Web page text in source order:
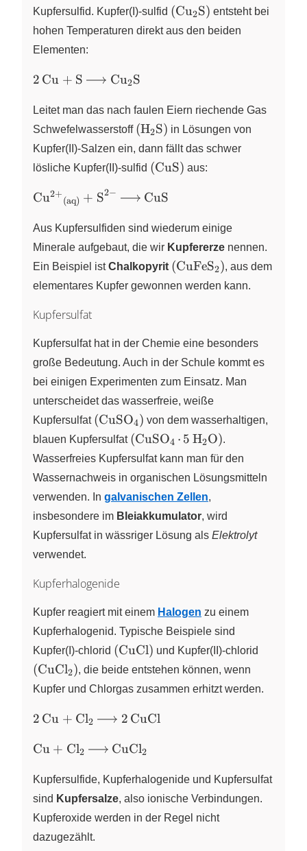
Kupfersulfid. Kupfer(I)-sulfid \left( \ce{Cu2S}
(CuX
2S) entsteht bei
hohen Temperaturen direkt aus den beiden
Elementen:
\ce{2
S ->
Cu2S}
2 Cu + S CuX
2S
Leitet man das nach faulen Eiern riechende Gas
Schwefelwasserstoff \left( \ce{H2S} \right)
(HX
2S) in Lösungen von
Kupfer(II)-Salzen ein, dann fällt das schwer
lösliche Kupfer(II)-sulfid \left(
\right)
(CuS) aus:
\ce{{Cu^{2+}}_{\text{(aq)}}
Cu2+X
(aq) + SX
2− CuS
Aus Kupfersulfiden sind wiederum einige
Minerale aufgebaut, die wir Kupfererze nennen.
Ein Beispiel istChalkopyrit \left(
\ce{CuFeS2}
(CuFeSX
2), aus dem
elementares Kupfer gewonnen werden kann.
Kupfersulfat
Kupfersulfat hat in der Chemie eine besonders
große Bedeutung. Auch in der Schule kommt es
bei einigen Experimenten zum Einsatz. Man
unterscheidet das wasserfreie, weiße
Kupfersulfat \left(
\ce{CuSO4}
\right)
(CuSOX
4) von dem wasserhaltigen,
blauen Kupfersulfat \left(
\ce{CuSO4
\right)
(CuSOX
4 ⋅ 5 HX
2O).
Wasserfreies Kupfersulfat kann man für den
Wassernachweis in organischen Lösungsmitteln
verwenden. In galvanischen Zellen,
insbesondere im Bleiakkumulator, wird
Kupfersulfat in wässriger Lösung als Elektrolyt
verwendet.
Kupferhalogenide
Kupfer reagiert mit einem Halogen zu einem
Kupferhalogenid. Typische Beispiele sind
Kupfer(I)-chlorid \left(
\ce{CuCl}
(CuCl) und Kupfer(II)-chlorid
(CuClX
2), die beide entstehen können, wenn
Kupfer und Chlorgas zusammen erhitzt werden.
\ce{2
Cl2 -
CuCl}
2 Cu + ClX
2 2 CuCl
\ce{Cu
>
CuCl2}
Cu + ClX
2 CuClX
2
Kupfersulfide, Kupferhalogenide und Kupfersulfat
sind Kupfersalze, also ionische Verbindungen.
Kupferoxide werden in der Regel nicht
dazugezählt.